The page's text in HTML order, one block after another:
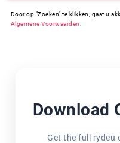
Door op "Zoeken" te klikken, gaat u
Algemene Voorwaarden
Download
Get the full rydeu